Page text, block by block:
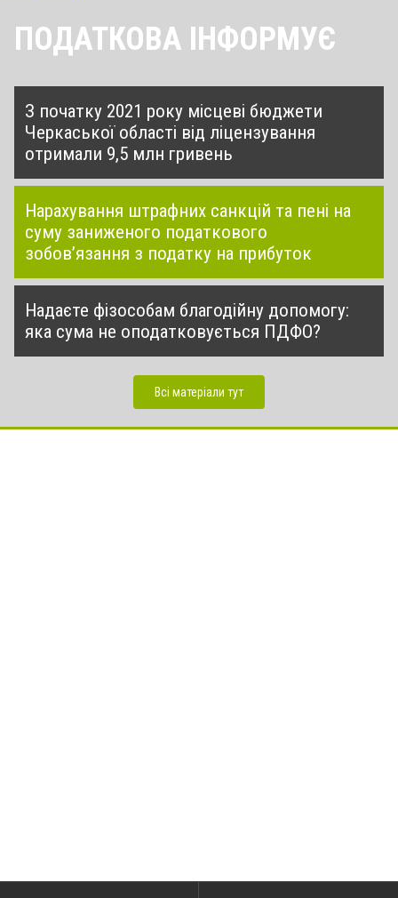
ПОДАТКОВА ІНФОРМУЄ
З початку 2021 року місцеві бюджети
Черкаської області від ліцензування
отримали 9,5 млн гривень
Нарахування штрафних санкцій та пені на
суму заниженого податкового
зобов’язання з податку на прибуток
Надаєте фізособам благодійну допомогу:
яка сума не оподатковується ПДФО?
Всі матеріали тут